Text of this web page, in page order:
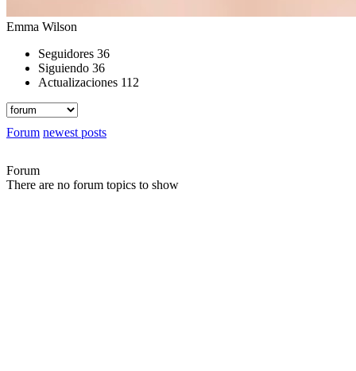
Emma Wilson
Seguidores 36
Siguiendo 36
Actualizaciones 112
Forum newest posts
Forum
There are no forum topics to show